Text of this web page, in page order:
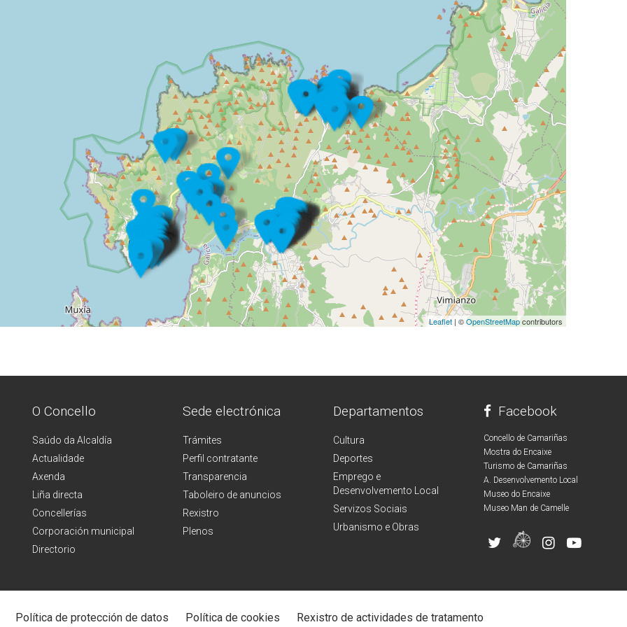
Leaflet | ©OpenStreetMapcontributors
O Concello
Saúdo da Alcaldía
Actualidade
Axenda
Liña directa
Concellerías
Corporación municipal
Directorio
Sede electrónica
Trámites
Perfil contratante
Transparencia
Taboleiro de anuncios
Rexistro
Plenos
Departamentos
Cultura
Deportes
Emprego e
Desenvolvemento Local
Servizos Sociais
Urbanismo e Obras
Facebook
Concello de Camariñas
Mostra do Encaixe
Turismo de Camariñas
A. Desenvolvemento Local
Museo do Encaixe
Museo Man de Camelle
Política de protección de datos Política de cookies Rexistro de actividades de tratamento